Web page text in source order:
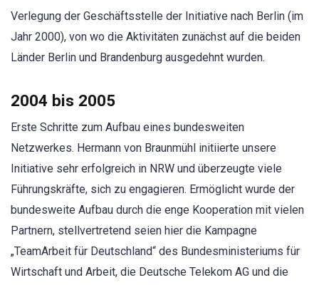
Verlegung der Geschäftsstelle der Initiative nach Berlin (im
Jahr 2000), von wo die Aktivitäten zunächst auf die beiden
Länder Berlin und Brandenburg ausgedehnt wurden.
2004 bis 2005
Erste Schritte zum Aufbau eines bundesweiten
Netzwerkes. Hermann von Braunmühl initiierte unsere
Initiative sehr erfolgreich in NRW und überzeugte viele
Führungskräfte, sich zu engagieren. Ermöglicht wurde der
bundesweite Aufbau durch die enge Kooperation mit vielen
Partnern, stellvertretend seien hier die Kampagne
„TeamArbeit für Deutschland“ des Bundesministeriums für
Wirtschaft und Arbeit, die Deutsche Telekom AG und die